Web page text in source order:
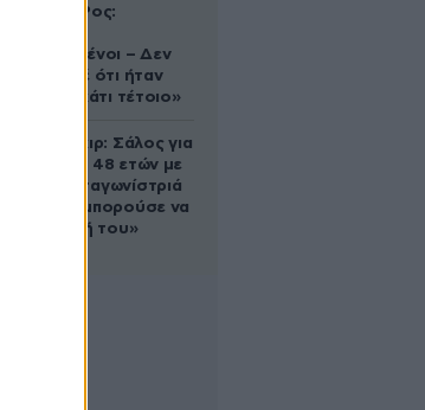
Ελίζαμπεθ Ρος:
συντετριμμένοι – Δεν
έδειξε ποτέ ότι ήταν
ικανός για κάτι τέτοιο»
Ρίτσαρντ Γκιρ: Σάλος για
τη διαφορά 48 ετών με
τη συμπρωταγωνίστριά
του – «Θα μπορούσε να
είναι εγγονή του»